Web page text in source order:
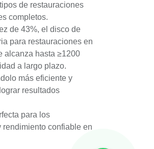
de restauraciones
completos.
de 43%, el disco de
para restauraciones en
alcanza hasta ≥1200
a largo plazo.
más eficiente y
resultados
para los
confiable en